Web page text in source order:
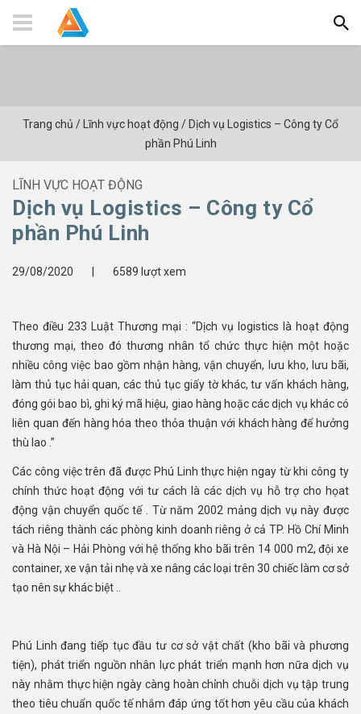
Trang chủ / Lĩnh vực hoạt động / Dịch vụ Logistics – Công ty Cổ
phần Phú Linh
LĨNH VỰC HOẠT ĐỘNG
Dịch vụ Logistics – Công ty Cổ
phần Phú Linh
29/08/2020 6589 lượt xem
Theo điều 233 Luật Thương mại : “Dịch vụ logistics là hoạt động
thương mại, theo đó thương nhân tổ chức thực hiện một hoặc
nhiều công việc bao gồm nhận hàng, vận chuyển, lưu kho, lưu bãi,
làm thủ tục hải quan, các thủ tục giấy tờ khác, tư vấn khách hàng,
đóng gói bao bì, ghi ký mã hiệu, giao hàng hoặc các dịch vụ khác có
liên quan đến hàng hóa theo thỏa thuận với khách hàng để hưởng
thù lao .”
Các công việc trên đã được Phú Linh thực hiện ngay từ khi công ty
chính thức hoạt động với tư cách là các dịch vụ hỗ trợ cho họat
động vận chuyển quốc tế . Từ năm 2002 mảng dịch vụ này được
tách riêng thành các phòng kinh doanh riêng ở cả TP. Hồ Chí Minh
và Hà Nội – Hải Phòng với hệ thống kho bãi trên 14 000 m2, đội xe
container, xe vận tải nhẹ và xe nâng các loại trên 30 chiếc làm cơ sở
tạo nên sự khác biệt ..
Phú Linh đang tiếp tục đầu tư cơ sở vật chất (kho bãi và phương
tiện), phát triển nguồn nhân lực phát triển mạnh hơn nữa dịch vụ
này nhằm thực hiện ngày càng hoàn chỉnh chuỗi dịch vụ tập trung
theo tiêu chuẩn quốc tế nhắm đáp ứng tốt hơn yêu cầu của khách